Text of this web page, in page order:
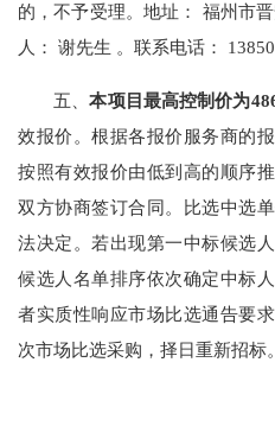
的，不予受理。地址： 福州市
人： 谢先生 。联系电话：
五、本项目最高控制价为
效报价。根据各报价服务商的
按照有效报价由低到高的顺序
双方协商签订合同。比选中选
法决定。若出现第一中标候选
候选人名单排序依次确定中标
者实质性响应市场比选通告要
次市场比选采购，择日重新招标。